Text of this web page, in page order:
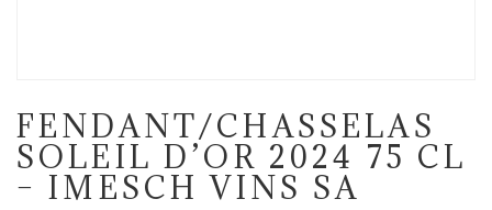
FENDANT/CHASSELAS
SOLEIL D’OR 2024 75 CL
– IMESCH VINS SA